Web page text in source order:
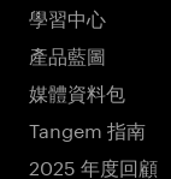
學習中心
產品藍圖
媒體資料包
Tangem 指南
2025 年度回顧